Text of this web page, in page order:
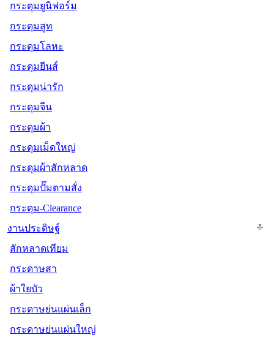
กระดุมยูนิฟอร์ม
กระดุมสูท
กระดุมโลหะ
กระดุมยีนส์
กระดุมน่ารัก
กระดุมจีน
กระดุมผ้า
กระดุมเม็ดใหญ่
กระดุมผ้าสักหลาด
กระดุมปั๊มตามสั่ง
กระดุม-Clearance
งานประดิษฐ์
สักหลาดเทียม
กระดาษสา
ผ้าใยบัว
กระดาษย่นแผ่นเล็ก
กระดาษย่นแผ่นใหญ่